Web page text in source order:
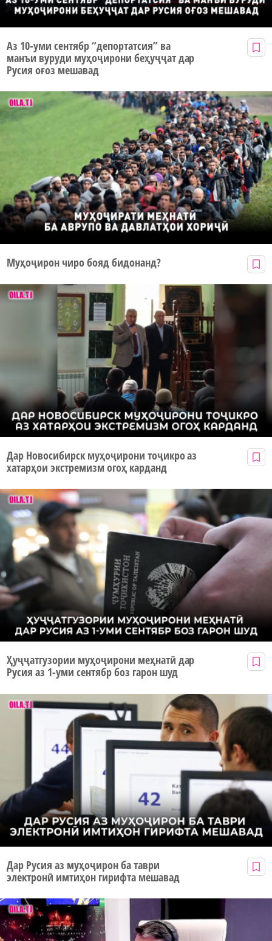
Аз 10-уми сентябр “депортатсия” ва
манъи вуруди муҳоҷирони беҳуҷҷат дар
Русия оғоз мешавад
Муҳоҷирон чиро бояд бидонанд?
Дар Новосибирск муҳоҷирони тоҷикро аз
хатарҳои экстремизм огоҳ карданд
Ҳуҷҷатгузории муҳоҷирони меҳнатӣ дар
Русия аз 1-уми сентябр боз гарон шуд
Дар Русия аз муҳоҷирон ба таври
электронӣ имтиҳон гирифта мешавад